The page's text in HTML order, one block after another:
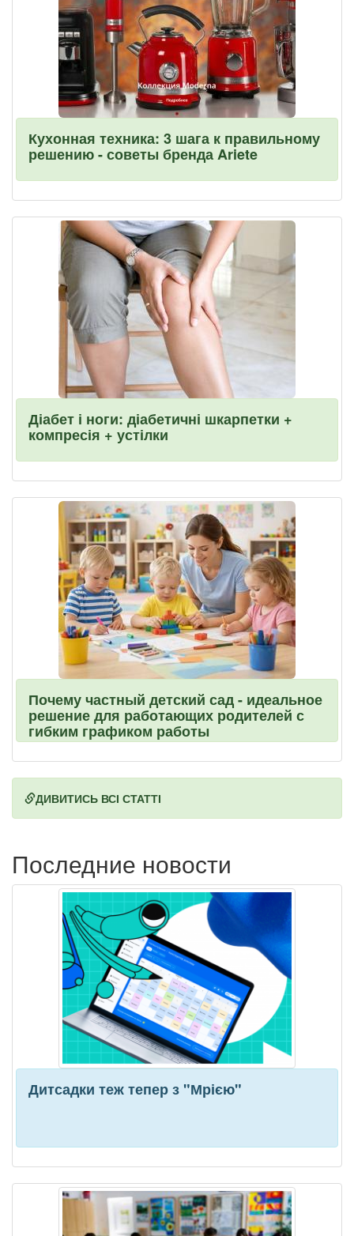
Кухонная техника: 3 шага к правильному
решению - советы бренда Ariete
Діабет і ноги: діабетичні шкарпетки +
компресія + устілки
Почему частный детский сад - идеальное
решение для работающих родителей с
гибким графиком работы
ДИВИТИСЬ ВСІ СТАТТІ
Последние новости
Дитсадки теж тепер з "Мрією"